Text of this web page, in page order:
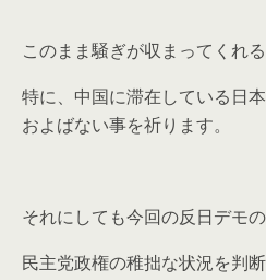
このまま騒ぎが収まってくれ
特に、中国に滞在している日
およばない事を祈ります。
それにしても今回の反日デモ
民主党政権の稚拙な状況を判断